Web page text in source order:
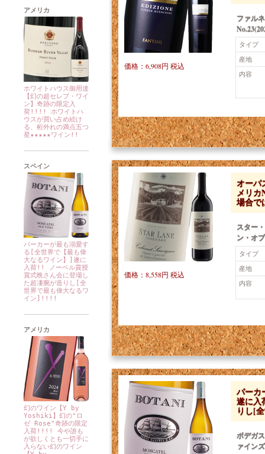
アメリカ
ホワイトハウス御用達
【幻の超セレブ・ワイ
ン】奇跡の限定入
荷!!!! ホワイトハ
ウスが買い占め続け
る、桁外れの満点五つ
星★★★★★ワイン!!
スペイン
パーカーが最も溺愛す
る[全世界で【最も偉
大なるワイン】]遂に
入荷!! ノーベル賞授
賞式晩さん会に登場し
た超凄腕が造りし[全
世界で最も偉大なるワ
イン]!!!!
アメリカ
幻のワイン【Y by
Yoshiki】幻の"ロ
ゼ Rose"奇跡の限定
入荷!!!! 今や誰も
が欲しくとも一切手に
入らない幻のワイン
ファル
タイプ
産地
内容
価格：6,908円 税込
オーパ
メリカ
場合
スター
ン・オ
タイプ
産地
内容
価格：8,558円 税込
パーカ
遂に入
りし[
ボデガ
ァイン